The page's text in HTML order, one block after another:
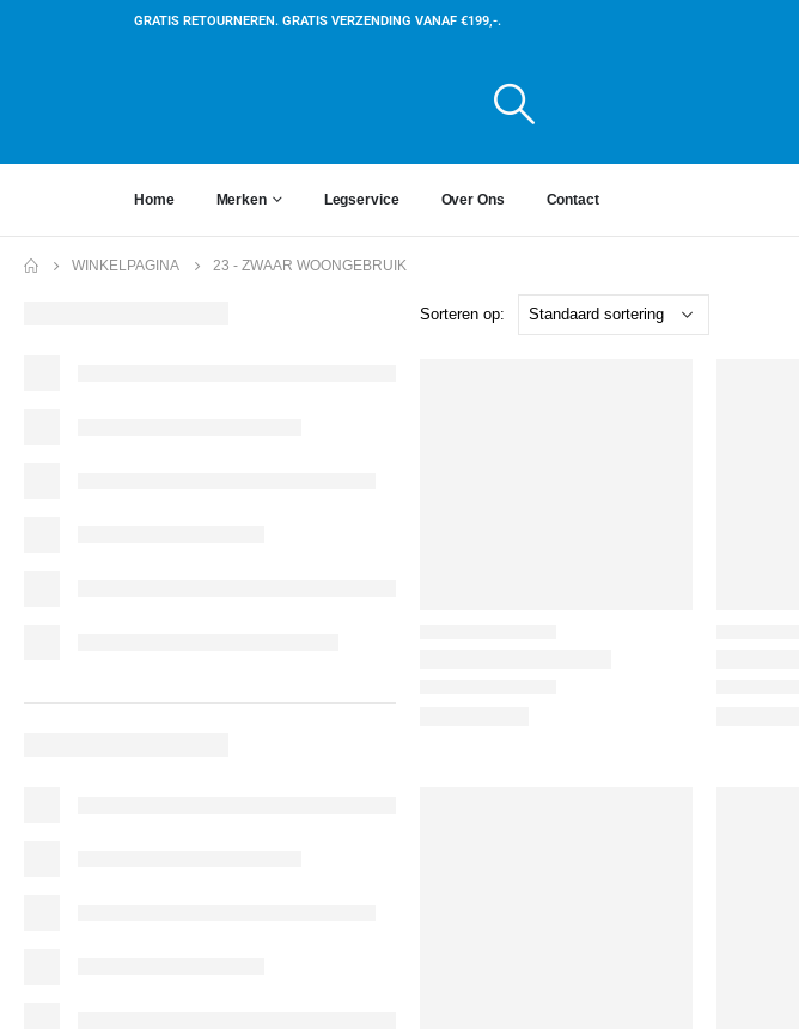
GRATIS RETOURNEREN. GRATIS VERZENDING VANAF €199,-.
Home Merken Legservice Over Ons Contact
WINKELPAGINA 23 - ZWAAR WOONGEBRUIK
Sorteren op: